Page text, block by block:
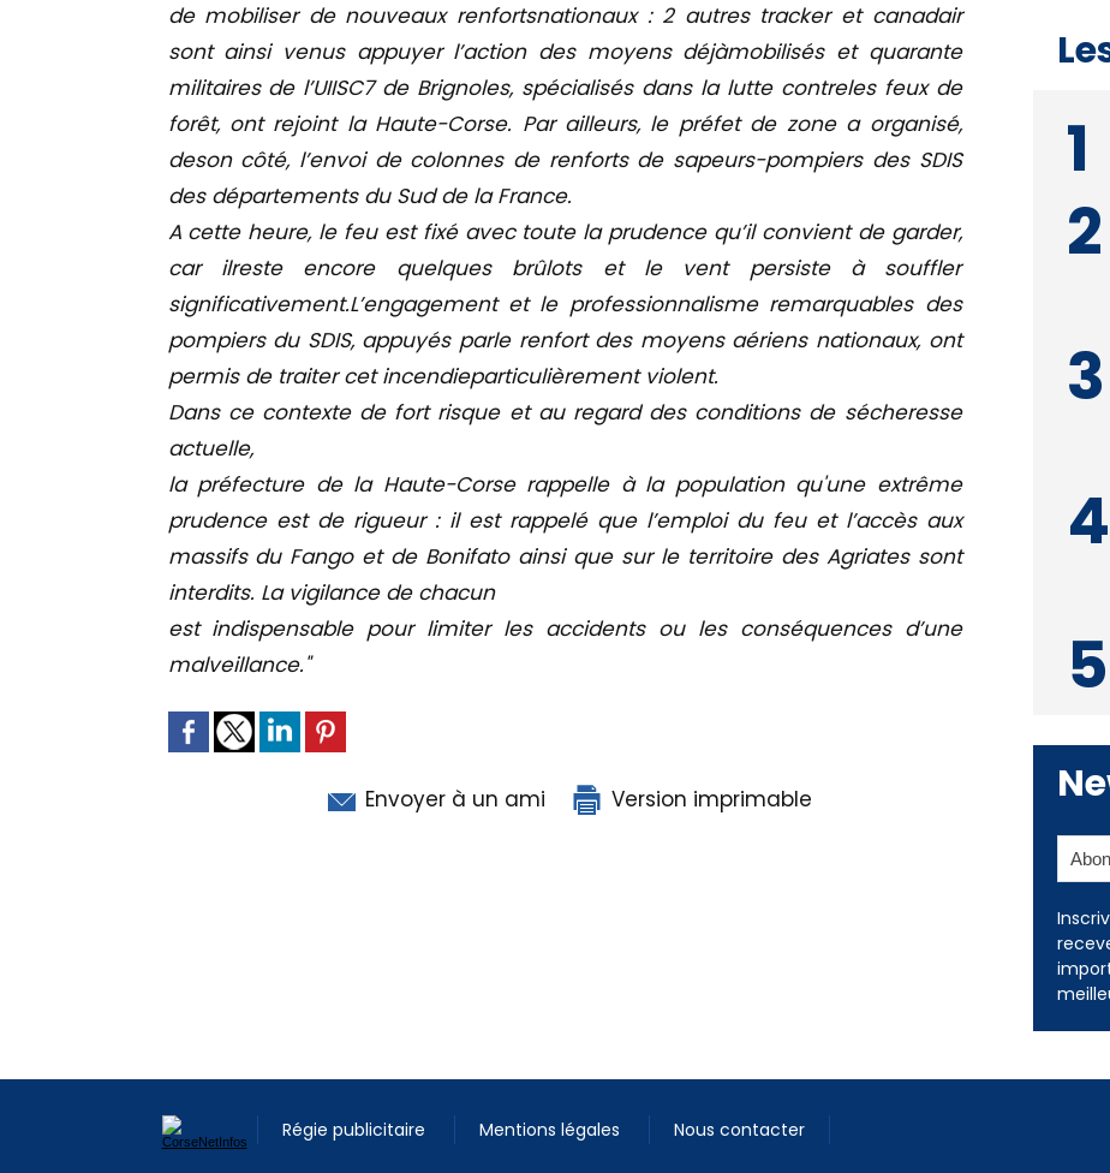
de mobiliser de nouveaux renfortsnationaux : 2 autres tracker et canadair
sont ainsi venus appuyer l’action des moyens déjàmobilisés et quarante
militaires de l’UIISC7 de Brignoles, spécialisés dans la lutte contreles feux de
forêt, ont rejoint la Haute-Corse. Par ailleurs, le préfet de zone a organisé,
deson côté, l’envoi de colonnes de renforts de sapeurs-pompiers des SDIS
des départements du Sud de la France.
A cette heure, le feu est fixé avec toute la prudence qu’il convient de garder,
car ilreste encore quelques brûlots et le vent persiste à souffler
significativement.L’engagement et le professionnalisme remarquables des
pompiers du SDIS, appuyés parle renfort des moyens aériens nationaux, ont
permis de traiter cet incendieparticulièrement violent.
Dans ce contexte de fort risque et au regard des conditions de sécheresse
actuelle,
la préfecture de la Haute-Corse rappelle à la population qu'une extrême
prudence est de rigueur : il est rappelé que l’emploi du feu et l’accès aux
massifs du Fango et de Bonifato ainsi que sur le territoire des Agriates sont
interdits. La vigilance de chacun
est indispensable pour limiter les accidents ou les conséquences d’une
malveillance."
Envoyer à un ami Version imprimable
Régie publicitaire Mentions légales Nous contacter